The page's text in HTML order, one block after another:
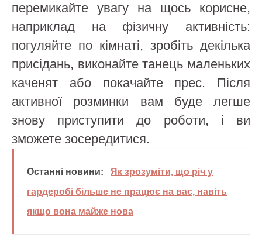
перемикайте увагу на щось корисне,
наприклад на фізичну активність:
погуляйте по кімнаті, зробіть декілька
присідань, виконайте танець маленьких
каченят або покачайте прес. Після
активної розминки вам буде легше
знову приступити до роботи, і ви
зможете зосередитися.
Останні новини:
Як зрозуміти, що річ у
гардеробі більше не працює на вас, навіть
якщо вона майже нова